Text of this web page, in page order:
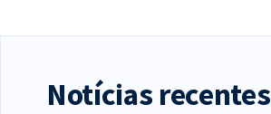
Notícias recentes